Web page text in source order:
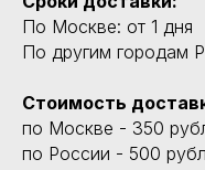
По Москве: от 1 дня
По другим городам
Стоимость
по Москве - 350
по России - 500